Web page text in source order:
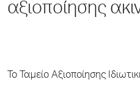
αξιοποίησης
Το Ταμείο Αξιοποίησης